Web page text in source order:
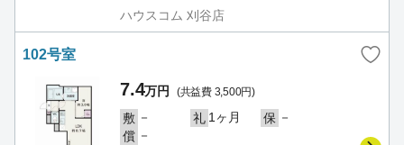
ハウスコム 刈谷店
102号室
7.4万円 (共益費 3,500円)
敷 － 礼 1ヶ月 保 －
償 －